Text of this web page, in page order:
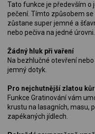
Tato funkce je především
pečení. Tímto způsobem
zůstane super jemné a
nebo pečiva na jedné úrovni.
Žádný hluk při vaření
Na bezhlučné otevření
jemný dotyk.
Pro nejchutnější zlatou
Funkce Gratinování vám
krustu na lasagních, masu,
zapékaných jídlech.